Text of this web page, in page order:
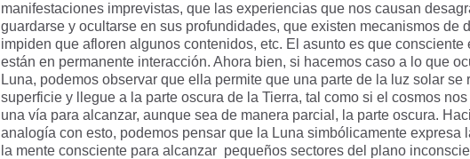
manifestaciones imprevistas, que las experiencias que nos causan
guardarse y ocultarse en sus profundidades, que existen mecanismos de
impiden que afloren algunos contenidos, etc. El asunto es que consciente
están en permanente interacción. Ahora bien, si hacemos caso a lo que
Luna, podemos observar que ella permite que una parte de la luz solar se
superficie y llegue a la parte oscura de la Tierra, tal como si el cosmos
una vía para alcanzar, aunque sea de manera parcial, la parte oscura.
analogía con esto, podemos pensar que la Luna simbólicamente expresa
la mente consciente para alcanzar pequeños sectores del plano